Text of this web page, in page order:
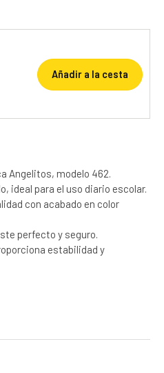
Añadir a la cesta
Angelitos, modelo 462.
ideal para el uso diario escolar.
con acabado en color
perfecto y seguro.
estabilidad y